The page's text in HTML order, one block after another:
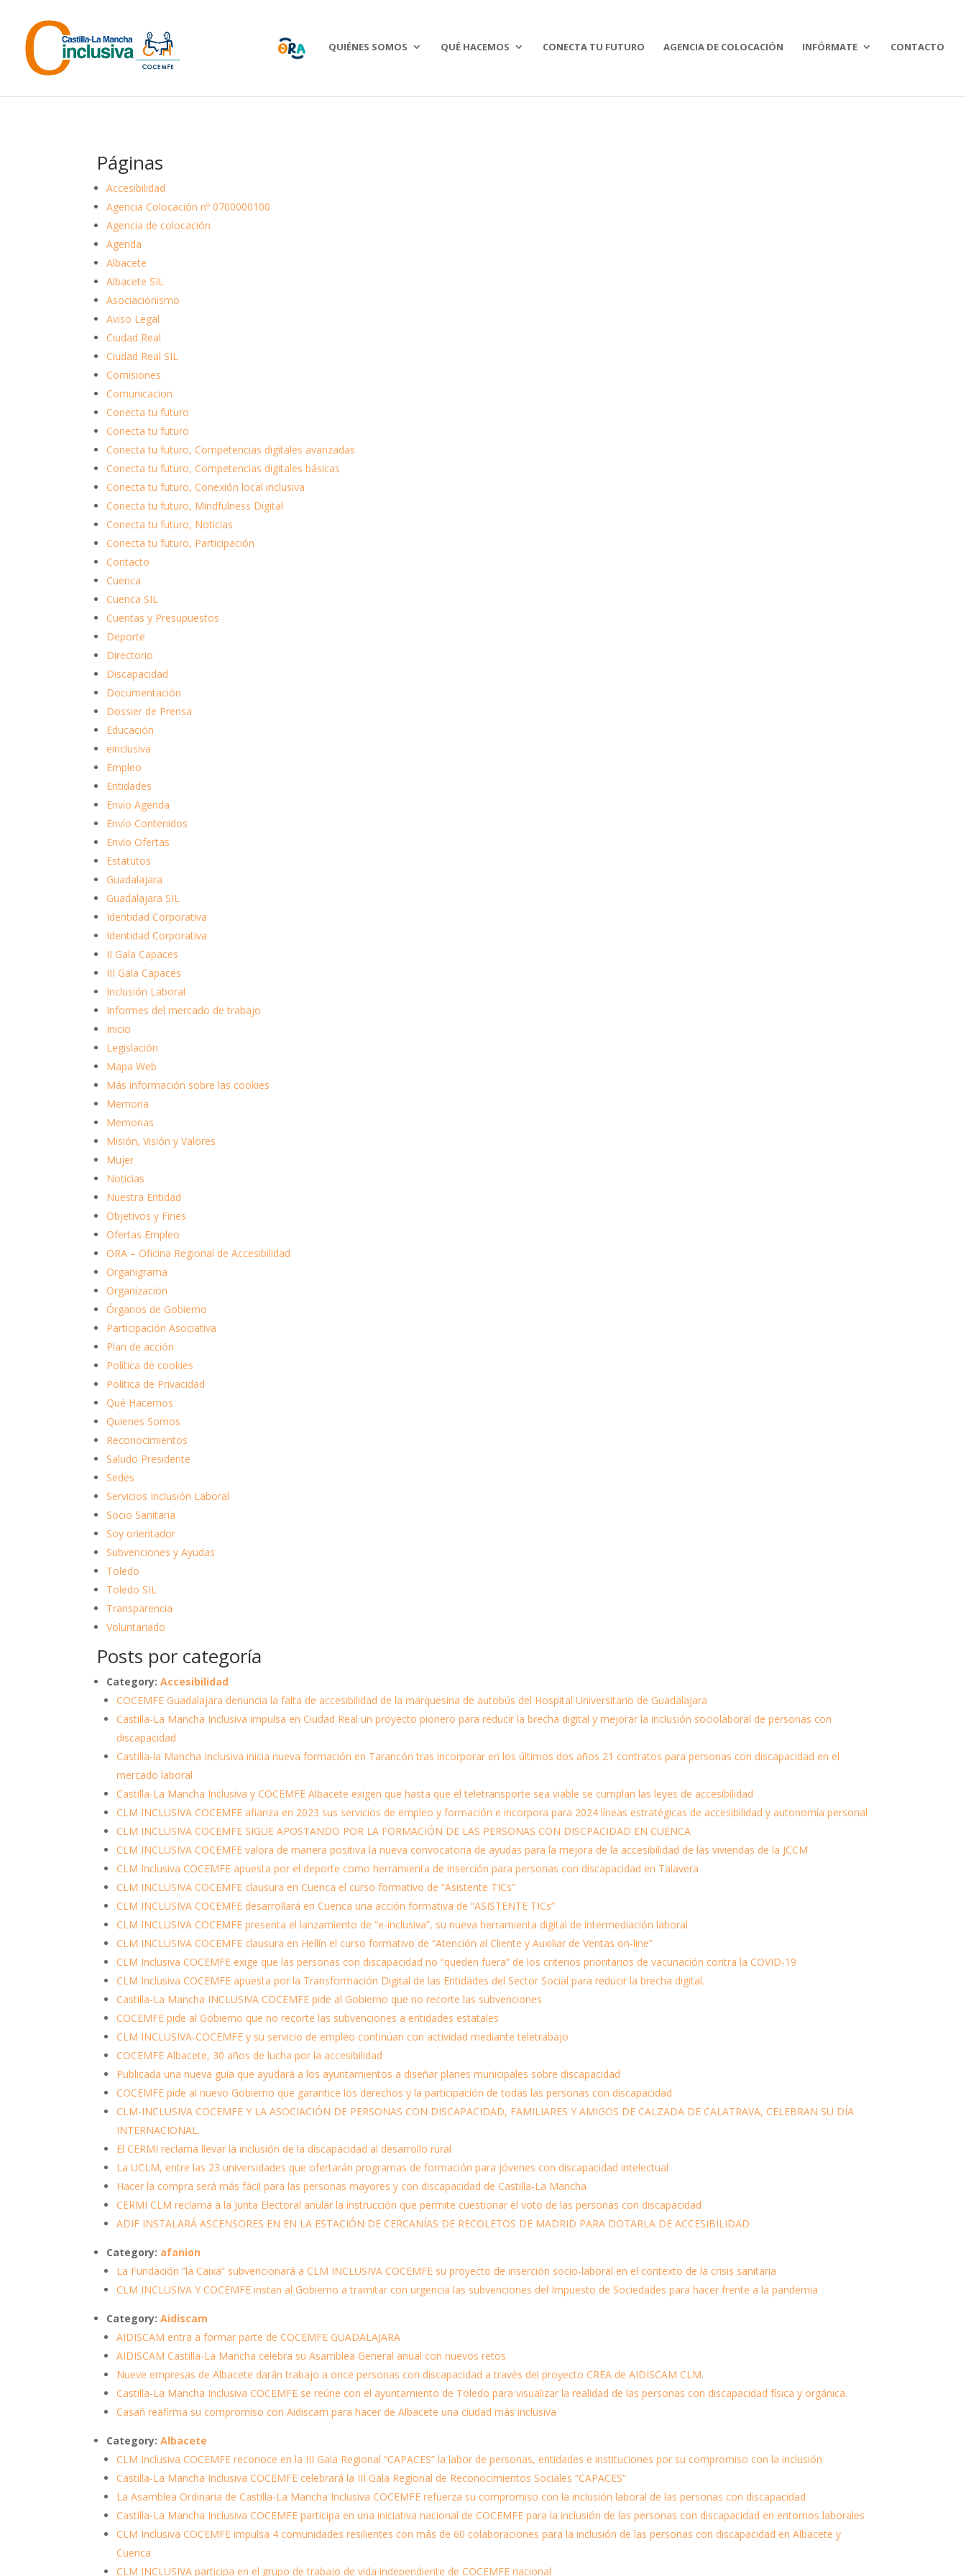
content
QUIÉNES SOMOS QUÉ HACEMOS CONECTA TU FUTURO AGENCIA DE COLOCACIÓN INFÓRMATE CONTACTO
Páginas
Accesibilidad
Agencia Colocación nº 0700000100
Agencia de colocación
Agenda
Albacete
Albacete SIL
Asociacionismo
Aviso Legal
Ciudad Real
Ciudad Real SIL
Comisiones
Comunicacion
Conecta tu futuro
Conecta tu futuro
Conecta tu futuro, Competencias digitales avanzadas
Conecta tu futuro, Competencias digitales básicas
Conecta tu futuro, Conexión local inclusiva
Conecta tu futuro, Mindfulness Digital
Conecta tu futuro, Noticias
Conecta tu futuro, Participación
Contacto
Cuenca
Cuenca SIL
Cuentas y Presupuestos
Deporte
Directorio
Discapacidad
Documentación
Dossier de Prensa
Educación
einclusiva
Empleo
Entidades
Envío Agenda
Envío Contenidos
Envío Ofertas
Estatutos
Guadalajara
Guadalajara SIL
Identidad Corporativa
Identidad Corporativa
II Gala Capaces
III Gala Capaces
Inclusión Laboral
Informes del mercado de trabajo
Inicio
Legislación
Mapa Web
Más información sobre las cookies
Memoria
Memorias
Misión, Visión y Valores
Mujer
Noticias
Nuestra Entidad
Objetivos y Fines
Ofertas Empleo
ORA – Oficina Regional de Accesibilidad
Organigrama
Organizacion
Órganos de Gobierno
Participación Asociativa
Plan de acción
Política de cookies
Politica de Privacidad
Qué Hacemos
Quienes Somos
Reconocimientos
Saludo Presidente
Sedes
Servicios Inclusión Laboral
Socio Sanitaria
Soy orientador
Subvenciones y Ayudas
Toledo
Toledo SIL
Transparencia
Voluntariado
Posts por categoría
Category:Accesibilidad
COCEMFE Guadalajara denuncia la falta de accesibilidad de la marquesina de autobús del Hospital Universitario de Guadalajara
Castilla-La Mancha Inclusiva impulsa en Ciudad Real un proyecto pionero para reducir la brecha digital y mejorar la inclusión sociolaboral de personas con
discapacidad
Castilla-la Mancha Inclusiva inicia nueva formación en Tarancón tras incorporar en los últimos dos años 21 contratos para personas con discapacidad en el
mercado laboral
Castilla-La Mancha Inclusiva y COCEMFE Albacete exigen que hasta que el teletransporte sea viable se cumplan las leyes de accesibilidad
CLM INCLUSIVA COCEMFE afianza en 2023 sus servicios de empleo y formación e incorpora para 2024 líneas estratégicas de accesibilidad y autonomía personal
CLM INCLUSIVA COCEMFE SIGUE APOSTANDO POR LA FORMACIÓN DE LAS PERSONAS CON DISCPACIDAD EN CUENCA
CLM INCLUSIVA COCEMFE valora de manera positiva la nueva convocatoria de ayudas para la mejora de la accesibilidad de las viviendas de la JCCM
CLM Inclusiva COCEMFE apuesta por el deporte como herramienta de inserción para personas con discapacidad en Talavera
CLM INCLUSIVA COCEMFE clausura en Cuenca el curso formativo de “Asistente TICs”
CLM INCLUSIVA COCEMFE desarrollará en Cuenca una acción formativa de “ASISTENTE TICs”
CLM INCLUSIVA COCEMFE presenta el lanzamiento de “e-inclusiva”, su nueva herramienta digital de intermediación laboral
CLM INCLUSIVA COCEMFE clausura en Hellín el curso formativo de “Atención al Cliente y Auxiliar de Ventas on-line”
CLM Inclusiva COCEMFE exige que las personas con discapacidad no “queden fuera” de los criterios prioritarios de vacunación contra la COVID-19
CLM Inclusiva COCEMFE apuesta por la Transformación Digital de las Entidades del Sector Social para reducir la brecha digital.
Castilla-La Mancha INCLUSIVA COCEMFE pide al Gobierno que no recorte las subvenciones
COCEMFE pide al Gobierno que no recorte las subvenciones a entidades estatales
CLM INCLUSIVA-COCEMFE y su servicio de empleo continúan con actividad mediante teletrabajo
COCEMFE Albacete, 30 años de lucha por la accesibilidad
Publicada una nueva guía que ayudará a los ayuntamientos a diseñar planes municipales sobre discapacidad
COCEMFE pide al nuevo Gobierno que garantice los derechos y la participación de todas las personas con discapacidad
CLM-INCLUSIVA COCEMFE Y LA ASOCIACIÓN DE PERSONAS CON DISCAPACIDAD, FAMILIARES Y AMIGOS DE CALZADA DE CALATRAVA, CELEBRAN SU DÍA
INTERNACIONAL.
El CERMI reclama llevar la inclusión de la discapacidad al desarrollo rural
La UCLM, entre las 23 universidades que ofertarán programas de formación para jóvenes con discapacidad intelectual
Hacer la compra será más fácil para las personas mayores y con discapacidad de Castilla-La Mancha
CERMI CLM reclama a la Junta Electoral anular la instrucción que permite cuestionar el voto de las personas con discapacidad
ADIF INSTALARÁ ASCENSORES EN EN LA ESTACIÓN DE CERCANÍAS DE RECOLETOS DE MADRID PARA DOTARLA DE ACCESIBILIDAD
Category: afanion
La Fundación ”la Caixa” subvencionará a CLM INCLUSIVA COCEMFE su proyecto de inserción socio-laboral en el contexto de la crisis sanitaria
CLM INCLUSIVA Y COCEMFE instan al Gobierno a tramitar con urgencia las subvenciones del Impuesto de Sociedades para hacer frente a la pandemia
Category:Aidiscam
AIDISCAM entra a formar parte de COCEMFE GUADALAJARA
AIDISCAM Castilla-La Mancha celebra su Asamblea General anual con nuevos retos
Nueve empresas de Albacete darán trabajo a once personas con discapacidad a través del proyecto CREA de AIDISCAM CLM.
Castilla-La Mancha Inclusiva COCEMFE se reúne con el ayuntamiento de Toledo para visualizar la realidad de las personas con discapacidad física y orgánica.
Casañ reafirma su compromiso con Aidiscam para hacer de Albacete una ciudad más inclusiva
Category:Albacete
CLM Inclusiva COCEMFE reconoce en la III Gala Regional “CAPACES” la labor de personas, entidades e instituciones por su compromiso con la inclusión
Castilla-La Mancha Inclusiva COCEMFE celebrará la III Gala Regional de Reconocimientos Sociales “CAPACES”
La Asamblea Ordinaria de Castilla-La Mancha Inclusiva COCEMFE refuerza su compromiso con la inclusión laboral de las personas con discapacidad
Castilla-La Mancha Inclusiva COCEMFE participa en una iniciativa nacional de COCEMFE para la inclusión de las personas con discapacidad en entornos laborales
CLM Inclusiva COCEMFE impulsa 4 comunidades resilientes con más de 60 colaboraciones para la inclusión de las personas con discapacidad en Albacete y
Cuenca
CLM INCLUSIVA participa en el grupo de trabajo de vida independiente de COCEMFE nacional